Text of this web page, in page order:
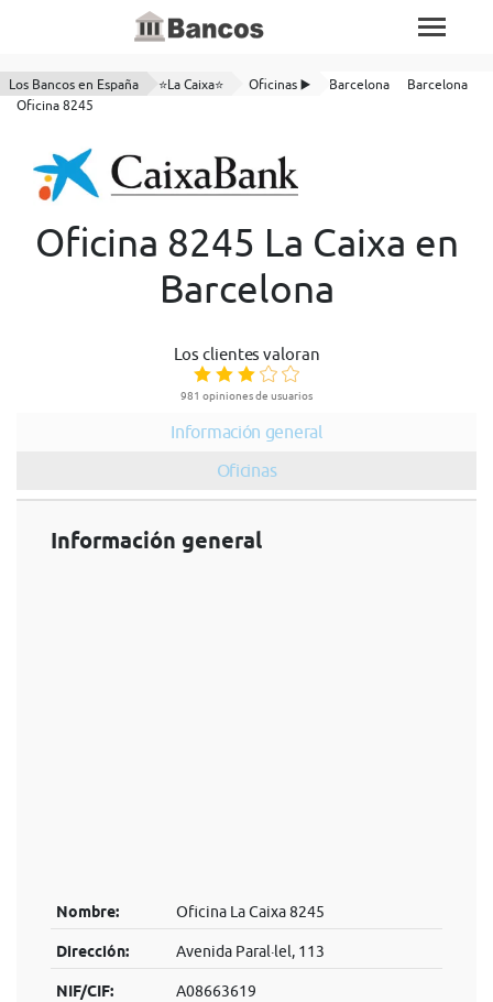
Los Bancos en España ⭐La Caixa⭐ Oficinas ▶️ Barcelona
Barcelona
Oficina 8245
Oficina 8245 La Caixa en
Barcelona
Los clientes valoran
981 opiniones de usuarios
Información general
Oficinas
Información general
Nombre: Oficina La Caixa 8245
Dirección: Avenida Paral·lel, 113
NIF/CIF: A08663619